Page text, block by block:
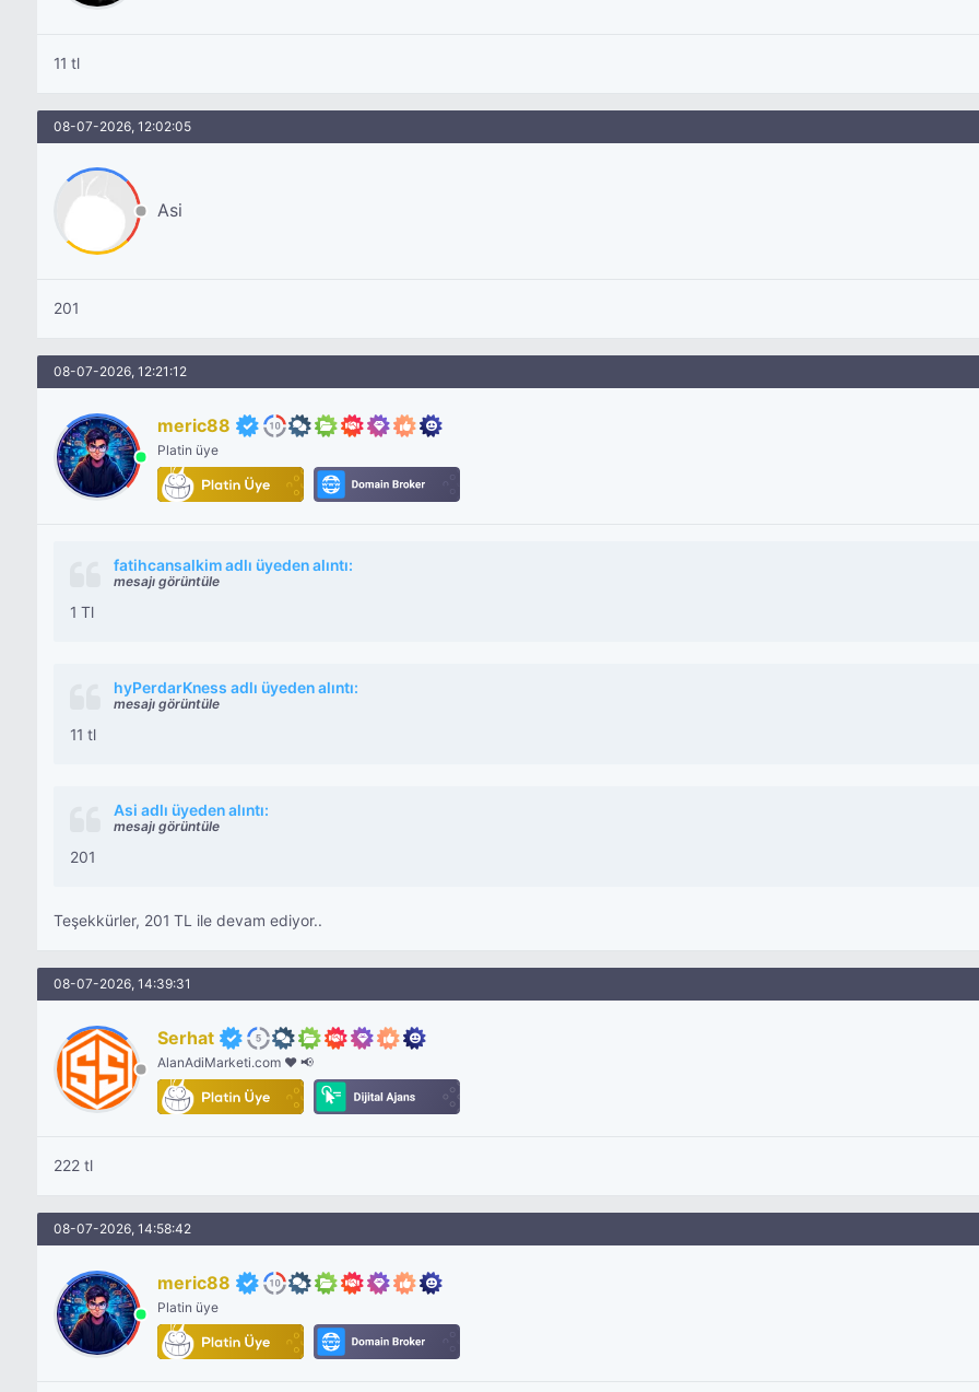
11 tl
08-07-2026, 12:02:05
Asi
201
08-07-2026, 12:21:12
meric88
Platin üye
fatihcansalkim adlı üyeden alıntı:
mesajı görüntüle
1 Tl
hyPerdarKness adlı üyeden alıntı:
mesajı görüntüle
11 tl
Asi adlı üyeden alıntı:
mesajı görüntüle
201
Teşekkürler, 201 TL ile devam ediyor..
08-07-2026, 14:39:31
Serhat
AlanAdiMarketi.com ❤️ 📢
222 tl
08-07-2026, 14:58:42
meric88
Platin üye